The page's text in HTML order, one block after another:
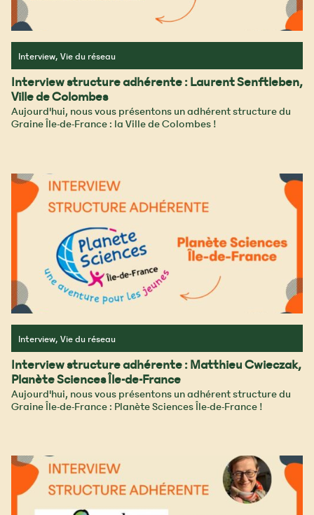
Interview, Vie du réseau
Interview structure adhérente : Laurent Senftleben,
Ville de Colombes
Aujourd'hui, nous vous présentons un adhérent structure du
Graine Île-de-France : la Ville de Colombes !
Interview, Vie du réseau
Interview structure adhérente : Matthieu Cwieczak,
Planète Sciences Île-de-France
Aujourd'hui, nous vous présentons un adhérent structure du
Graine Île-de-France : Planète Sciences Île-de-France !